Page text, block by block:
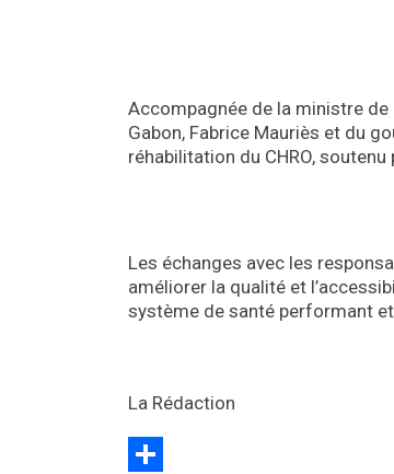
Accompagnée de la ministre de
Gabon, Fabrice Mauriès et du
réhabilitation du CHRO, soutenu
Les échanges avec les
améliorer la qualité et
système de santé performant
La Rédaction